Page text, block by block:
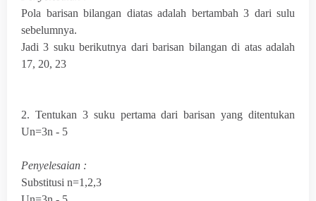
Pola barisan bilangan diatas adalah bertambah 3 dari sulu
sebelumnya.
Jadi 3 suku berikutnya dari barisan bilangan di atas adalah
17, 20, 23
2. Tentukan 3 suku pertama dari barisan yang ditentukan
Un=3n - 5
Penyelesaian :
Substitusi n=1,2,3